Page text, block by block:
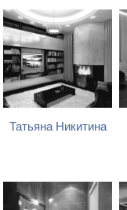
Татьяна Никитина